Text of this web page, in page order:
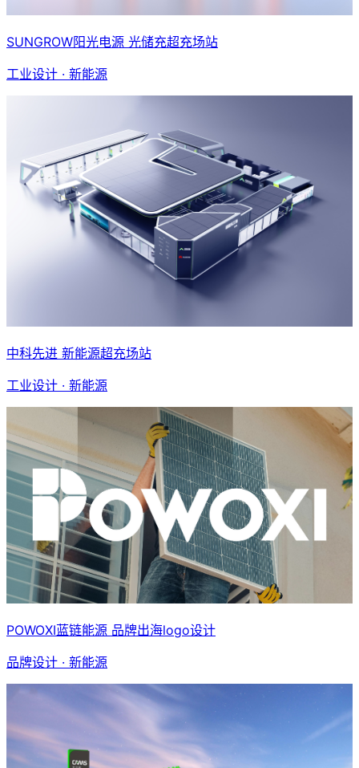
SUNGROW阳光电源 光储充超充场站
工业设计 · 新能源
中科先进 新能源超充场站
工业设计 · 新能源
POWOXI蓝链能源 品牌出海logo设计
品牌设计 · 新能源